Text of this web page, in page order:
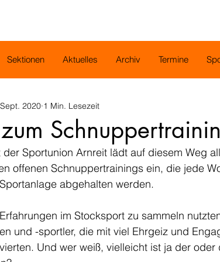
Sektionen Aktuelles Archiv Termine
2020 1 Min. Lesezeit
Sportunion Arnreit lädt auf diesem Weg
offenen Schnuppertrainings ein, die jede
abgehalten werden.
im Stocksport zu sammeln
und -sportler, die mit viel Ehrgeiz und
Und wer weiß, vielleicht ist ja der oder